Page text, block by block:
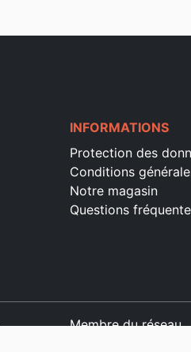
INFORMATIONS
Protection des
Conditions
Notre magasin
Questions
Membre du réseau